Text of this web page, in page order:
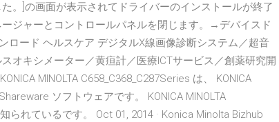
。]の画面が表示されてドライバーのインストールが終了
ジャーとコントロールパネルを閉じます。→デバイスド
ロード ヘルスケア デジタルX線画像診断システム／超音
オキシメーター／黄疸計／医療ICTサービス／創薬研究開
MINOLTA C658_C368_C287Series は、 KONICA
ソフトウェアです。 KONICA MINOLTA
られているです。 Oct 01, 2014 · Konica Minolta Bizhub